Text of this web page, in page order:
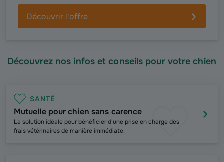
Découvrir l'offre
Découvrez nos infos et conseils pour votre chien
SANTÉ
Mutuelle pour chien sans carence
La solution idéale pour bénéficier d'une prise en charge des
frais vétérinaires de manière immédiate.